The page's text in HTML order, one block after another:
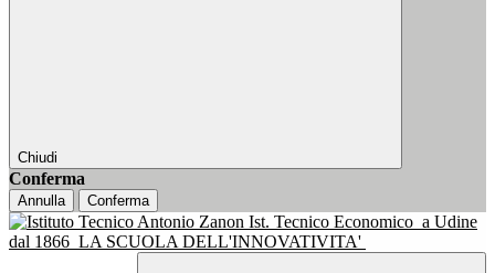
Chiudi
Conferma
Annulla Conferma
Ist. Tecnico Economico a Udine
dal 1866 LA SCUOLA DELL'INNOVATIVITA'